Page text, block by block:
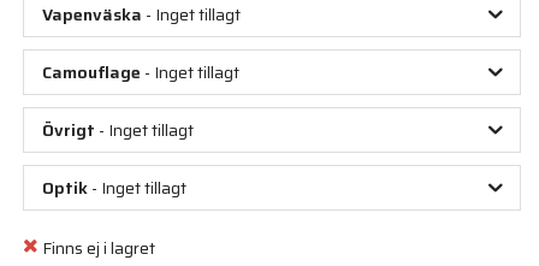
Vapenväska - Inget tillagt
Camouflage - Inget tillagt
Övrigt - Inget tillagt
Optik- Inget tillagt
Finns ej i lagret